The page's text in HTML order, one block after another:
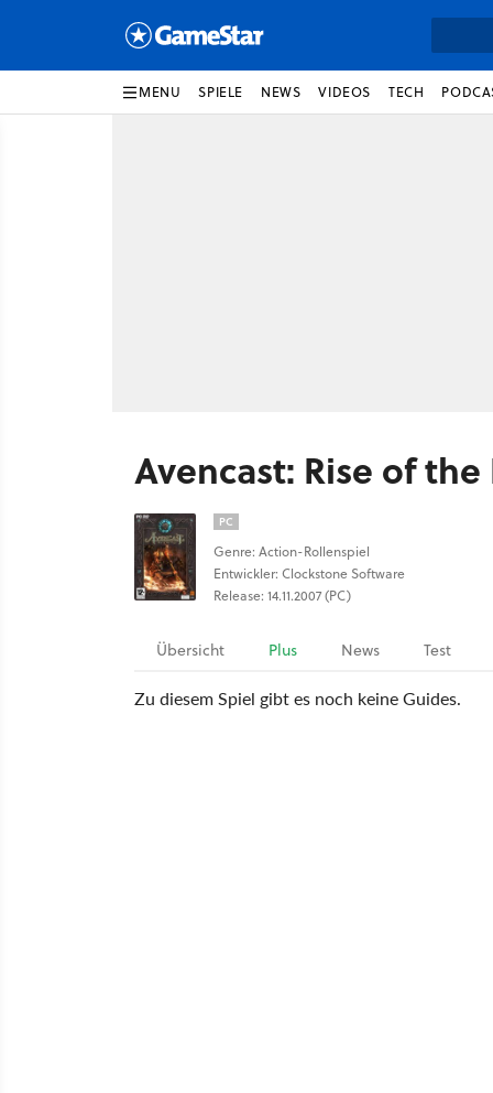
MENU SPIELE NEWS VIDEOS TECH
Avencast: Rise of
PC
Genre: Action-Rollenspiel
Entwickler: Clockstone Software
Release: 14.11.2007 (PC)
Übersicht Plus News Test
Zu diesem Spiel gibt es noch keine Guides.